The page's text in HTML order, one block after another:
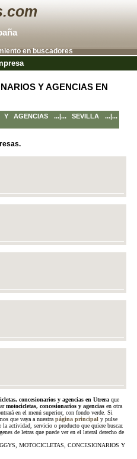
en buscadores
Y AGENCIAS EN
Y AGENCIAS ...|...SEVILLA ...|...
concesionarios y agencias en Utreraque
motocicletas, concesionarios y agenciasen otra
en el menú superior, con fondo verde. Si
que vaya a nuestra página principal y pulse
la actividad, servicio o producto que quiere buscar.
de letras que puede ver en el lateral derecho de
MOTOCICLETAS, CONCESIONARIOS Y